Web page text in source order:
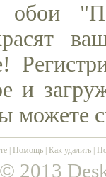
обои
и
можете
Помощь Как удалить
© 2013